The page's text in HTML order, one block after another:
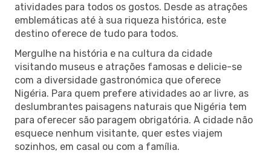
atividades para todos os gostos. Desde as atrações
emblemáticas até à sua riqueza histórica, este
destino oferece de tudo para todos.
Mergulhe na história e na cultura da cidade
visitando museus e atrações famosas e delicie-se
com a diversidade gastronómica que oferece
Nigéria. Para quem prefere atividades ao ar livre, as
deslumbrantes paisagens naturais que Nigéria tem
para oferecer são paragem obrigatória. A cidade não
esquece nenhum visitante, quer estes viajem
sozinhos, em casal ou com a família.